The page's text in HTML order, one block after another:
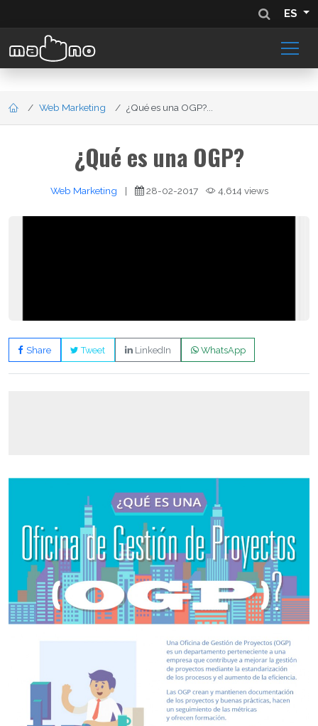
ES
Web Marketing ¿Qué es una OGP?...
¿Qué es una OGP?
Web Marketing | 28-02-2017 4,614 views
Share Tweet LinkedIn WhatsApp